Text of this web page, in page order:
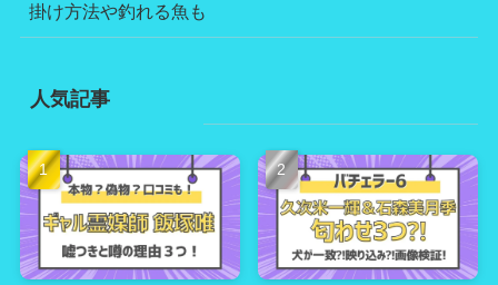
掛け方法や釣れる魚も
人気記事